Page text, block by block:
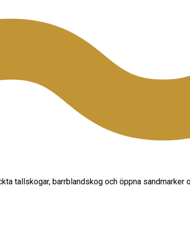
tallskogar, barrblandskog och öppna sandmarker